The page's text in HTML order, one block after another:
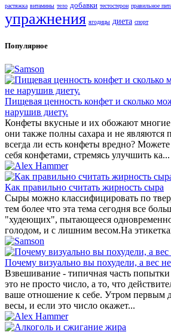
растяжка витамины тело добавки тестостерон правильное
упражнения ягодицы диета спорт
Популярное
Пищевая ценность конфет и сколько
нарушив диету.
Конфеты вкусные и их обожают
они также полны сахара и не являются
всегда ли есть конфеты вредно?
себя конфетами, стремясь улучшить ка...
Как правильно считать жирность сыра
Cыры можно классифицировать по
тем более что эта тема сегодня все
"худеющих", пытающееся
голодом, и с лишним весом.На
Почему визуально вы похудели, а вес
Взвешивание - типичная часть
это не просто число, а то, что
ваше отношение к себе. Утром первым
весы, и если это число окажет...